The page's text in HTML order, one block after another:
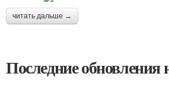
читать дальше →
Последние обновления